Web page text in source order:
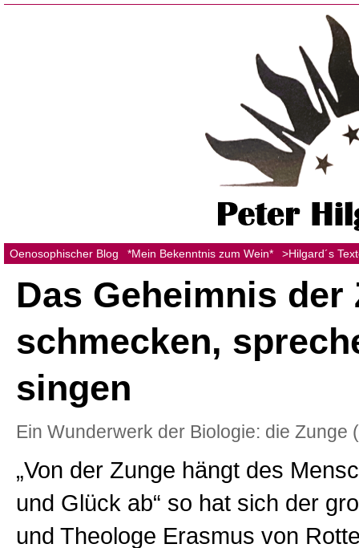
Oenosophischer Blog *Mein Bekenntnis zum Wein* >Hilgard´s
Das Geheimnis der
schmecken,
singen
Ein Wunderwerk der Biologie: die Zunge
„Von der Zunge hängt des
und Glück ab“ so hat sich der
und Theologe Erasmus von